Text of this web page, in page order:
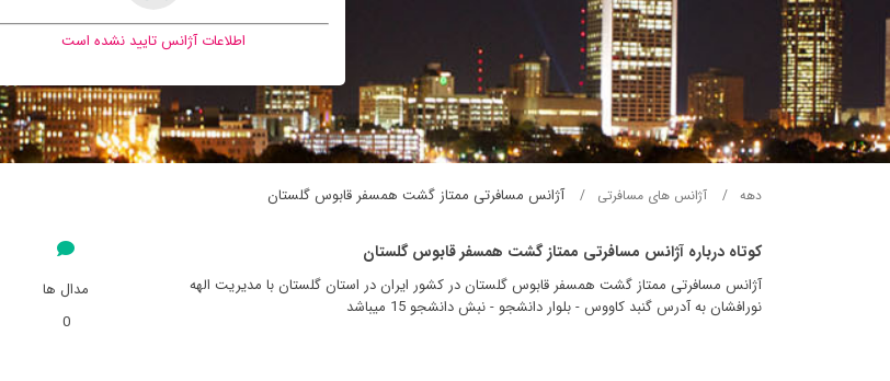
اطلاعات آژانس تایید نشده است
دهه آژانس های مسافرتی آژانس مسافرتی ممتاز گشت همسفر قابوس گلستان
کوتاه درباره آژانس مسافرتی ممتاز گشت همسفر قابوس گلستان
آژانس مسافرتی ممتاز گشت همسفر قابوس گلستان در کشور ایران در استان گلستان با مدیریت الهه
نورافشان به آدرس گنبد كاووس - بلوار دانشجو - نبش دانشجو 15 میباشد
مدال ها
0